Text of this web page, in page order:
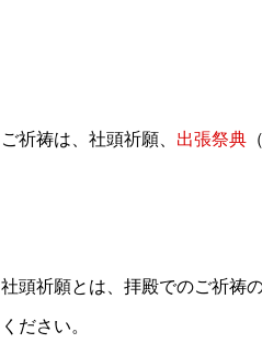
ご祈祷は、社頭祈願、 出張祭典
社頭祈願とは、拝殿でのご祈祷
ください。